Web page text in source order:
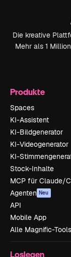
Die kreative
Mehr als 1
Produkte
Spaces
KI-Assistent
KI-Bildgenerator
KI-Videogenerator
KI-
Stock-Inhalte
MCP für Claude/
Agenten Neu
API
Mobile App
Alle Magnific-Tools
Loslegen